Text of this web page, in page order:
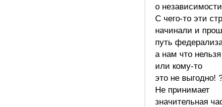
о
С чего-то эти
начинали и
путь
а нам что нельзя
или кому-то
это не выгодно!
Не принимает
значительная